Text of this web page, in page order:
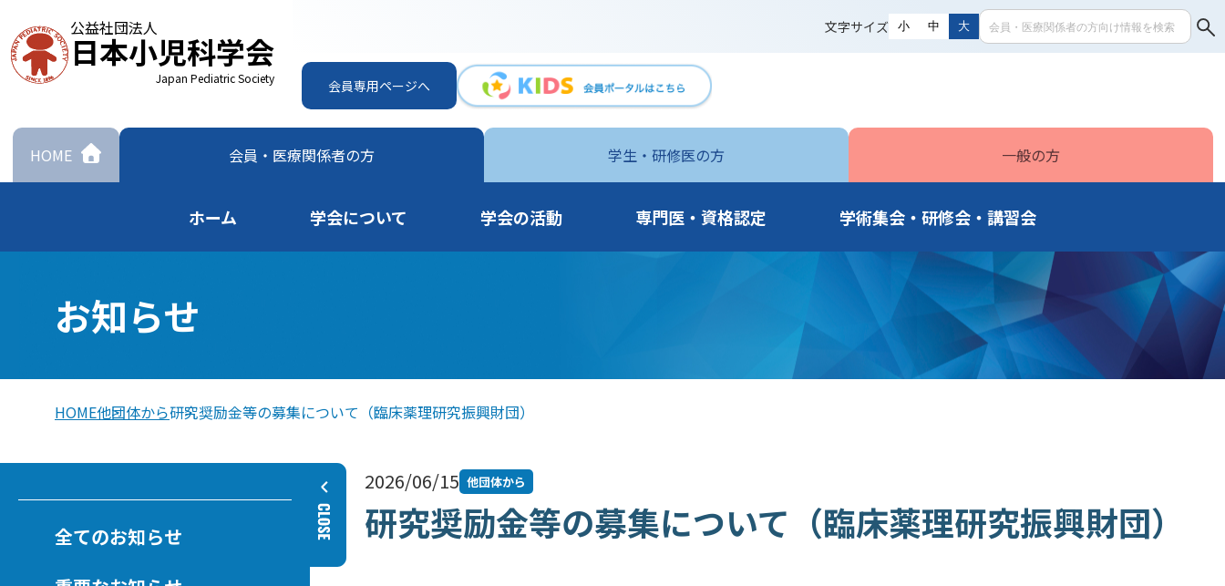
公益社団法人
日本小児科学会
Japan Pediatric Society
文字サイズ 小 中 大
会員専用ページへ
HOME 会員・ 医療関係者の方 学生・ 研修医の方 一般の方
ホーム 学会について 学会の活動 専門医・資格認定 学術集会・研修会・講習会
お知らせ
HOME他団体から研究奨励金等の募集について（臨床薬理研究振興財団）
全てのお知らせ
2026/06/15 他団体から
研究奨励金等の募集について（臨床薬理研究振興財団）